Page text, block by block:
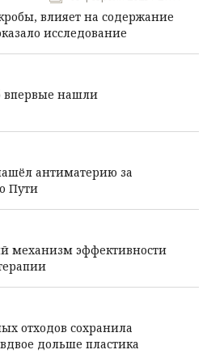
влияет на содержание
исследование
впервые нашли
антиматерию за
Пути
механизм эффективности
отходов сохранила
дольше пластика